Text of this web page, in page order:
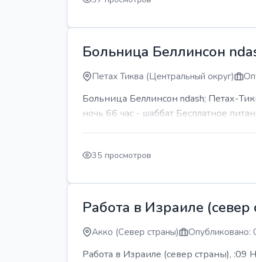
Больница Беллинсон
Петах Тиква (Центральный округ)
Больница Беллинсон ndash; Петах-
ночь 66 час - шаббат Бесплатное
35 просмотров
Работа в Израиле (север
Акко (Север страны) Опубликовано:
Работа в Израиле (север страны), :09